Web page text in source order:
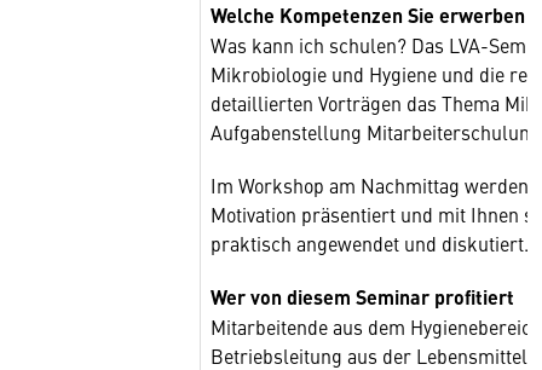
Welche Kompetenzen Sie erwerben
Was kann ich schulen? Das LVA-
Mikrobiologie und Hygiene und die
detaillierten Vorträgen das Thema
Aufgabenstellung
Im Workshop am Nachmittag
Motivation präsentiert und mit Ihnen
praktisch angewendet und diskutiert.
Wer von diesem Seminar profitiert
Mitarbeitende aus dem
Betriebsleitung aus der